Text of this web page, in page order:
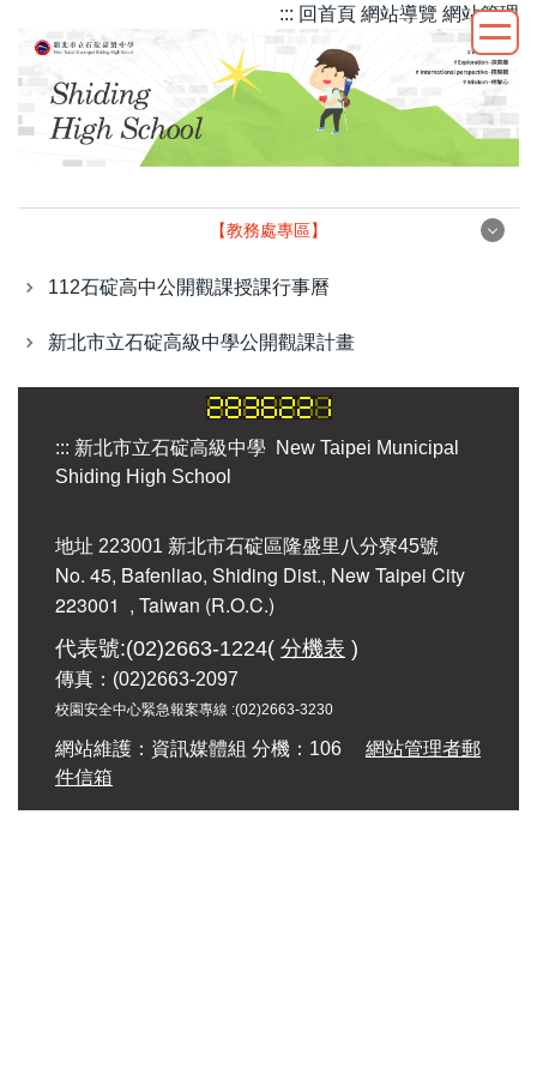
主
內
::: 回首頁 網站導覽 網站管理
【教務處專區】
【教務處專區】
課程計畫網站-新北市教育局115年3月4日新北教中字第
1150395284號函備查
精進計畫(生生有平板)
科技自然實驗班
觀光餐飲學程
課程計畫
學習歷程檔案
正常教學
112石碇高中公開觀課授課行事曆
新北市立石碇高級中學公開觀課計畫
::: 新北市立石碇高級中學 New Taipei Municipal
Shiding High School
地址 223001 新北市石碇區隆盛里八分寮45號
No. 45, Bafenliao, Shiding Dist., New Taipei City
223001 , Taiwan (R.O.C.)
代表號:(02)2663-1224( 分機表 )
傳真：(02)2663-2097
校園安全中心緊急報案專線 :(02)2663-3230
網站維護：資訊媒體組 分機：106 網站管理者郵
件信箱